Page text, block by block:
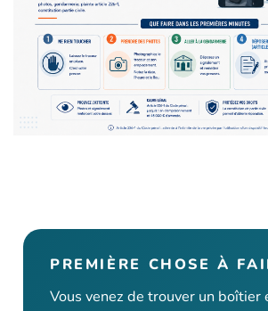
PREMIÈRE CHOSE À
Vous venez de trouver un boîtier